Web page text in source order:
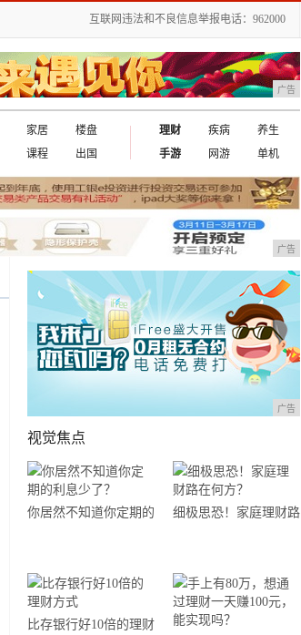
互联网违法和不良信息举报电话：962000
广告
家居
楼盘
课程 出国
理财 疾病
养生
手游
网游 单机
广告
广告
视觉焦点
你居然不知道你定期的
细极思恐！家庭理财路
比存银行好10倍的理财